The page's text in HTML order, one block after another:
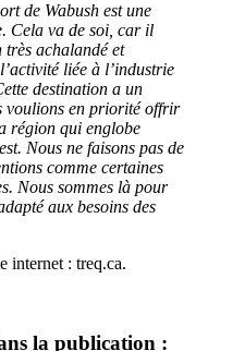
de Wabush est une
Cela va de soi, car il
achalandé et
liée à l’industrie
destination a un
voulions en priorité offrir
région qui englobe
Nous ne faisons pas de
comme certaines
Nous sommes là pour
aux besoins des
internet : treq.ca.
la publication :